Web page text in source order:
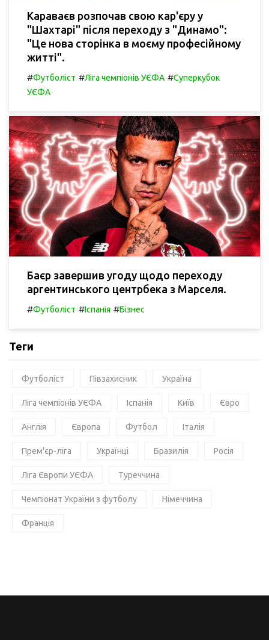
Караваєв розпочав свою кар'єру у
"Шахтарі" після переходу з "Динамо":
"Це нова сторінка в моєму професійному
житті".
#Футболіст #Ліга чемпіонів УЄФА #Суперкубок
УЄФА
Баєр завершив угоду щодо переходу
аргентинського центрбека з Марселя.
#Футболіст #Іспанія #Бізнес
Теги
Футболіст Півзахисник Україна
Ліга чемпіонів УЄФА Іспанія Київ Євро
Англія Європа Футбол Італія
Прем'єр-ліга Українці Бразилія Росія
Ліга Європи УЄФА Туреччина
Чемпіонат України з футболу Німеччина
Франція